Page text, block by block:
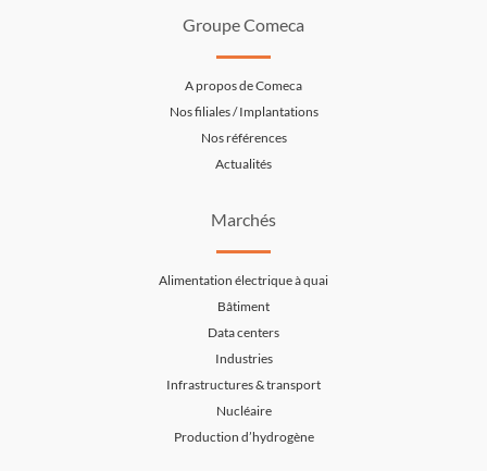
Groupe Comeca
A propos de Comeca
Nos filiales / Implantations
Nos références
Actualités
Marchés
Alimentation électrique à quai
Bâtiment
Data centers
Industries
Infrastructures & transport
Nucléaire
Production d’hydrogène